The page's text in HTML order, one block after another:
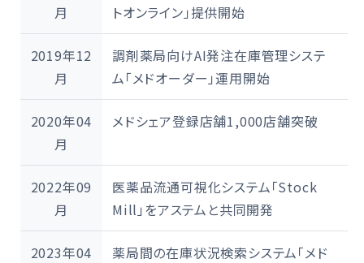
月
トオンライン 」提供開始
2019年12
月
調剤薬局向けAI発注在庫管理システ
ム「メドオーダー 」運用開始
2020年04
月
メドシェア登録店舗1,000店舗突破
2022年09
月
医薬品流通可視化システム「Stock
Mill」をアステムと共同開発
2023年04
薬局間の在庫状況検索システム「メド